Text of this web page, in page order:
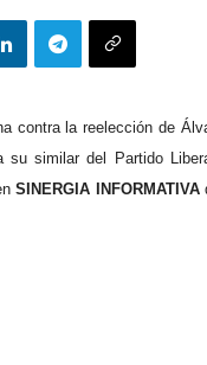
contra la reelección de
su similar del Partido
SINERGIA INFORMATIVA